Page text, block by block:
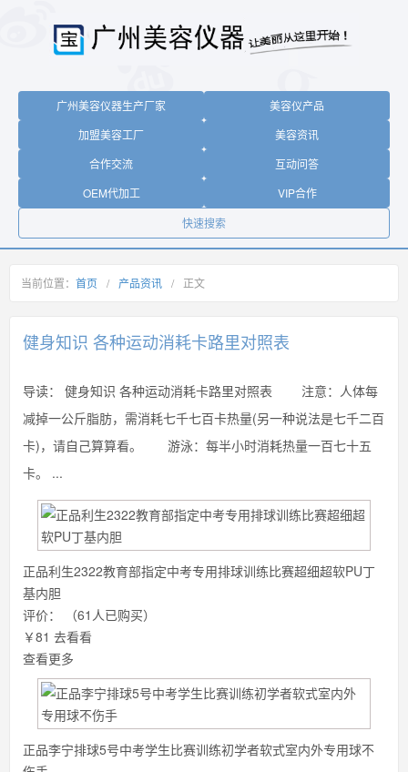
广州美容仪器生产厂家
美容仪产品
加盟美容工厂
美容资讯
合作交流
互动问答
OEM代加工
VIP合作
快速搜索
当前位置： 首页 / 产品资讯 / 正文
健身知识 各种运动消耗卡路里对照表
导读：
健身知识 各种运动消耗卡路里对照表 注意：人体每
减掉一公斤脂肪，需消耗七千七百卡热量(另一种说法是七千二百
卡)，请自己算算看。 游泳：每半小时消耗热量一百七十五
卡。 ...
正品利生2322教育部指定中考专用排球训练比赛超细超软PU丁
基内胆
评价：
（61人已购买）
￥81 去看看
查看更多
正品李宁排球5号中考学生比赛训练初学者软式室内外专用球不